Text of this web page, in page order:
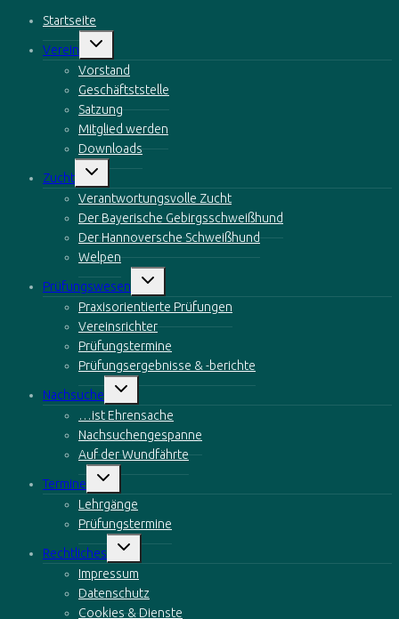
Startseite
Verein
Untermenü
Vorstand
Geschäftststelle
Satzung
Mitglied werden
Downloads
Zucht
Untermenü
Verantwortungsvolle Zucht
Der Bayerische Gebirgsschweißhund
Der Hannoversche Schweißhund
Welpen
Prüfungswesen
Untermenü
Praxisorientierte Prüfungen
Vereinsrichter
Prüfungstermine
Prüfungsergebnisse & -berichte
Nachsuche
Untermenü
…ist Ehrensache
Nachsuchengespanne
Auf der Wundfährte
Termine
Untermenü
Lehrgänge
Prüfungstermine
Rechtliches
Untermenü
Impressum
Datenschutz
Cookies & Dienste